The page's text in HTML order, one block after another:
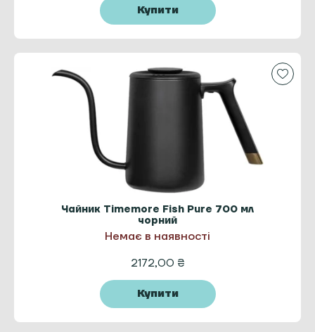
Купити
Чайник Timemore Fish Pure 700 мл
чорний
Немає в наявності
2172,00 ₴
Купити